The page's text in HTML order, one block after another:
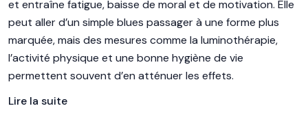
et entraîne fatigue, baisse de moral et de motivation. Elle
peut aller d’un simple blues passager à une forme plus
marquée, mais des mesures comme la luminothérapie,
l’activité physique et une bonne hygiène de vie
permettent souvent d’en atténuer les effets.
Lire la suite